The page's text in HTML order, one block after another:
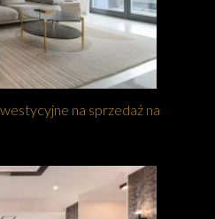
na sprzedaż na